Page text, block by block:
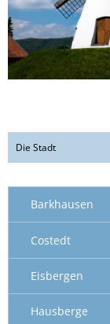
Die Stadt
Barkhausen
Costedt
Eisbergen
Hausberge